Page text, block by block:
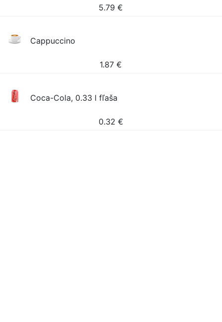
5.79 €
Cappuccino
1.87 €
Coca-Cola, 0.33 l fľaša
0.32 €